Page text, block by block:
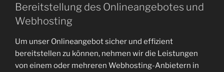
Bereitstellung des Onlineangebotes und
Webhosting
Um unser Onlineangebot sicher und effizient
bereitstellen zu können, nehmen wir die Leistungen
von einem oder mehreren Webhosting-Anbietern in